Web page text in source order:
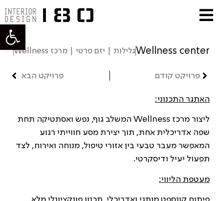
פתח
Wellness centerגלילות | יזם פרטי | מרכז Wellness
פרויקט קודם פרויקט הבא
האתגר התכנוני:
ליצור מרכז Wellness המשלב גוף, נפש ואסתטיקה תחת
שפה אדריכלית אחת, תוך יצירת מסע חווייתי רגוע
המאפשר מעבר טבעי בין אזורי טיפול, מנוחה ואירוח, לצד
תפעול יעיל ודיסקרטי.
מעטפת הליווי: